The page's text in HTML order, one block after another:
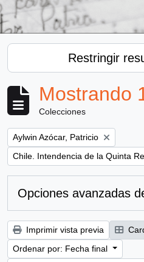
Restringir
Mostrando
Colecciones
Remove filter:
Aylwin Azócar, Patricio
Remove filter:
Chile. Intendencia de la Quinta
Opciones avanzadas
Imprimir vista previa
Ordenar por: Fecha final